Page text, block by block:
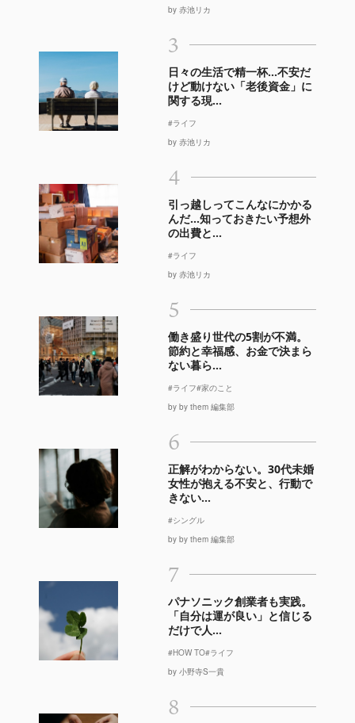
by 赤池リカ
3
日々の生活で精一杯…不安だ
けど動けない「老後資金」に
関する現...
#ライフ
by 赤池リカ
4
引っ越しってこんなにかかる
んだ…知っておきたい予想外
の出費と...
#ライフ
by 赤池リカ
5
働き盛り世代の5割が不満。
節約と幸福感、お金で決まら
ない暮ら...
#ライフ#家のこと
by by them 編集部
6
正解がわからない。30代未婚
女性が抱える不安と、行動で
きない...
#シングル
by by them 編集部
7
パナソニック創業者も実践。
「自分は運が良い」と信じる
だけで人...
#HOW TO#ライフ
by 小野寺S一貴
8